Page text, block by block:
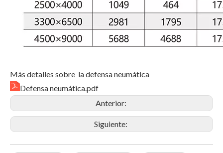
Más detalles sobre la defensa neumática
Defensa neumática.pdf
Anterior:
Siguiente: